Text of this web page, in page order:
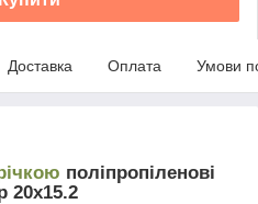
Доставка Оплата Умови
поліпропіленові
20х15.2